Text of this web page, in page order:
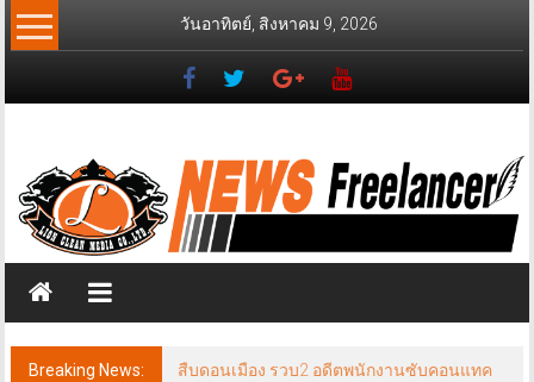
Skip
to
วันอาทิตย์, สิงหาคม 9, 2026
News
Freelancer
วส์
ฟรี
แลน
เซอร์
Breaking News:
สืบดอนเมือง รวบ2 อดีตพนักงานซับคอนแทค